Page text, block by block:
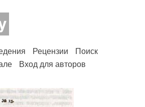
Рецензии
Поиск
Вход для авторов